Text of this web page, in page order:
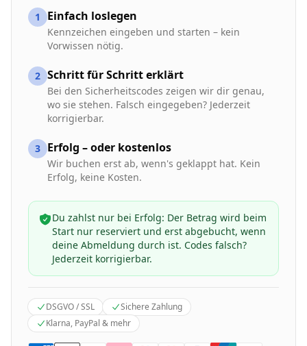
1 Einfach loslegen
Kennzeichen eingeben und starten – kein
Vorwissen nötig.
2 Schritt für Schritt erklärt
Bei den Sicherheitscodes zeigen wir dir genau,
wo sie stehen. Falsch eingegeben? Jederzeit
korrigierbar.
3 Erfolg – oder kostenlos
Wir buchen erst ab, wenn's geklappt hat. Kein
Erfolg, keine Kosten.
Du zahlst nur bei Erfolg: Der Betrag wird beim
Start nur reserviert und erst abgebucht, wenn
deine Abmeldung durch ist. Codes falsch?
Jederzeit korrigierbar.
DSGVO / SSL
Sichere Zahlung
Klarna, PayPal & mehr